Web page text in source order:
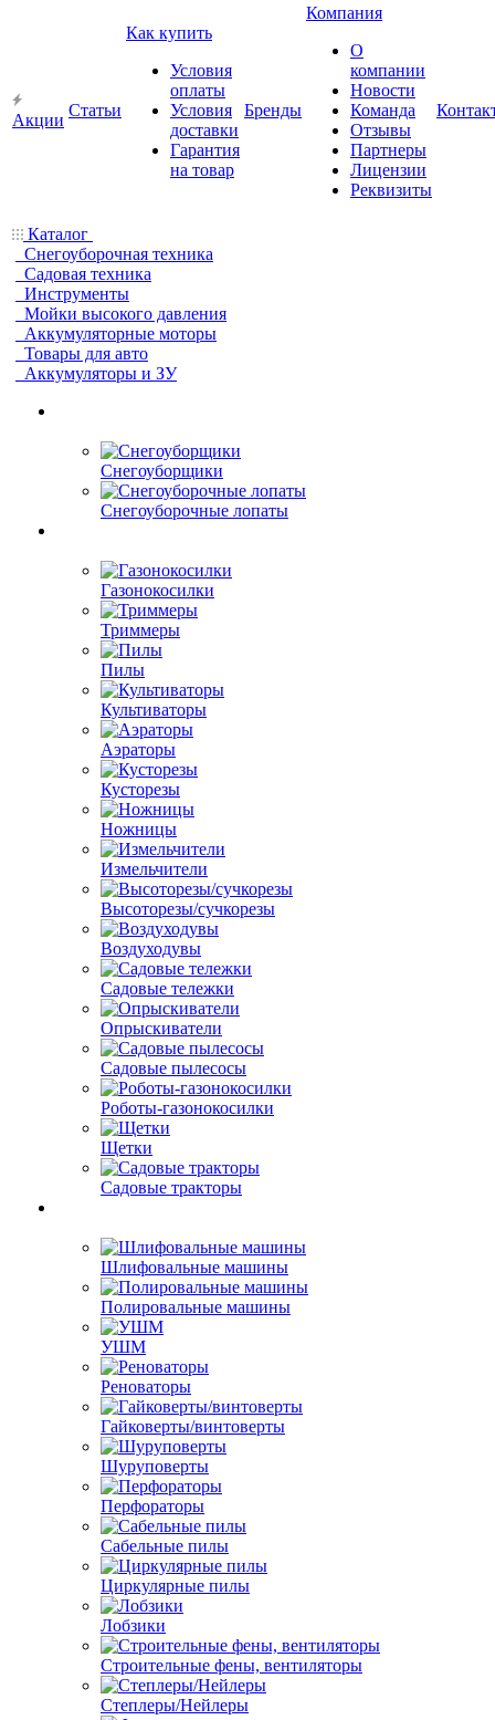
Акции
Статьи
Как купить
Условия
оплаты
Условия
доставки
Гарантия
на товар
Бренды
Компания
О
компании
Новости
Команда
Отзывы
Партнеры
Лицензии
Реквизиты
Каталог
Снегоуборочная техника
Садовая техника
Инструменты
Мойки высокого давления
Аккумуляторные моторы
Товары для авто
Аккумуляторы и ЗУ
Снегоуборщики
Снегоуборочные лопаты
Газонокосилки
Триммеры
Пилы
Культиваторы
Аэраторы
Кусторезы
Ножницы
Измельчители
Высоторезы/сучкорезы
Воздуходувы
Садовые тележки
Опрыскиватели
Садовые пылесосы
Роботы-газонокосилки
Щетки
Садовые тракторы
Шлифовальные машины
Полировальные машины
УШМ
Реноваторы
Гайковерты/винтоверты
Шуруповерты
Перфораторы
Сабельные пилы
Циркулярные пилы
Лобзики
Строительные фены, вентиляторы
Степлеры/Нейлеры